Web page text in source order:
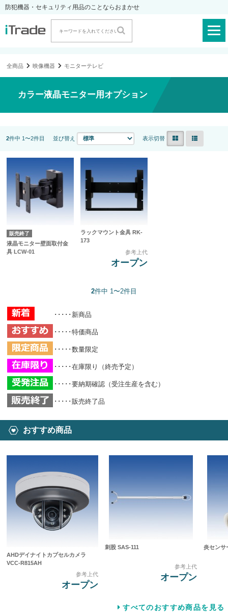
防犯機器・セキュリティ用品のことならおまかせ
全商品 映像機器 モニターテレビ
カラー液晶モニター用オプション
2件中 1〜2件目 並び替え 表示切替
販売終了
液晶モニター壁面取付金
具 LCW-01
ラックマウント金具 RK-
173
参考上代
オープン
2件中 1〜2件目
･････新商品
･････特価商品
･････数量限定
･････在庫限り（終売予定）
･････要納期確認（受注生産を含む）
･････販売終了品
おすすめ商品
AHDデイナイトカプセルカメラ
VCC-R815AH
参考上代
オープン
刺股 SAS-111
参考上代
オープン
炎センサ
すべてのおすすめ商品を見る